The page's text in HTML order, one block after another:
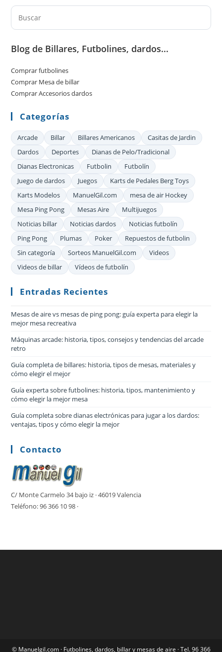
Blog de Billares, Futbolines, dardos...
Comprar futbolines
Comprar Mesa de billar
Comprar Accesorios dardos
Categorías
Arcade Billar Billares Americanos
Casitas de Jardin
Dardos
Deportes
Dianas de Pelo/Tradicional
Dianas Electronicas
Futbolin
Futbolín
Juego de dardos
Juegos
Karts de Pedales Berg Toys
Karts Modelos
ManuelGil.com
mesa de air Hockey
Mesa Ping Pong
Mesas Aire
Multijuegos
Noticias billar
Noticias dardos
Noticias futbolín
Ping Pong
Plumas Poker
Repuestos de futbolin
Sin categoría
Sorteos ManuelGil.com
Videos
Videos de billar
Vídeos de futbolín
Entradas Recientes
Mesas de aire vs mesas de ping pong: guía experta para elegir la
mejor mesa recreativa
Máquinas arcade: historia, tipos, consejos y tendencias del arcade
retro
Guía completa de billares: historia, tipos de mesas, materiales y
cómo elegir el mejor
Guía experta sobre futbolines: historia, tipos, mantenimiento y
cómo elegir la mejor mesa
Guía completa sobre dianas electrónicas para jugar a los dardos:
ventajas, tipos y cómo elegir la mejor
Contacto
C/ Monte Carmelo 34 bajo iz · 46019 Valencia
Teléfono: 96 366 10 98 ·
© Manuelgil.com· Futbolines, dardos, billar y mesas de aire · Tel.96 366